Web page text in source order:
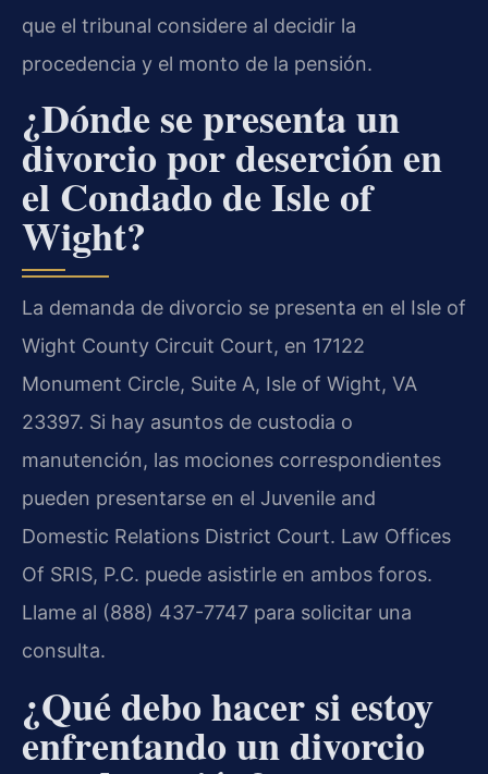
que el tribunal considere al decidir la
procedencia y el monto de la pensión.
¿Dónde se presenta un
divorcio por deserción en
el Condado de Isle of
Wight?
La demanda de divorcio se presenta en el Isle of
Wight County Circuit Court, en 17122
Monument Circle, Suite A, Isle of Wight, VA
23397. Si hay asuntos de custodia o
manutención, las mociones correspondientes
pueden presentarse en el Juvenile and
Domestic Relations District Court. Law Offices
Of SRIS, P.C. puede asistirle en ambos foros.
Llame al (888) 437-7747 para solicitar una
consulta.
¿Qué debo hacer si estoy
enfrentando un divorcio